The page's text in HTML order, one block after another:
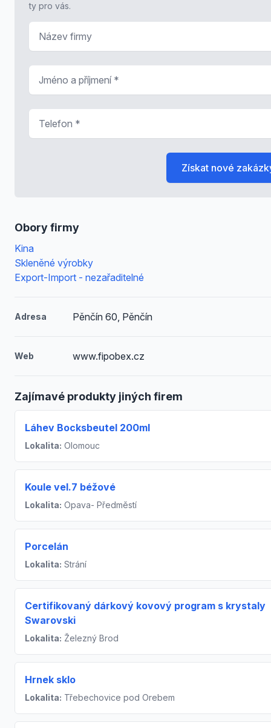
Obory firmy
Kina
Skleněné výrobky
Export-Import - nezařaditelné
Adresa Pěnčín 60, Pěnčín
Web www.fipobex.cz
Zajímavé produkty jiných firem
Láhev Bocksbeutel 200ml
Lokalita: Olomouc
Koule vel.7 béžové
Lokalita: Opava- Předměstí
Porcelán
Lokalita: Strání
Certifikovaný dárkový kovový program s krystaly
Swarovski
Lokalita: Železný Brod
Hrnek sklo
Lokalita: Třebechovice pod Orebem
ty pro vás.
Získat nové